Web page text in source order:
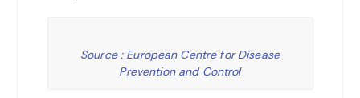
Source : European Centre for Disease
Prevention and Control